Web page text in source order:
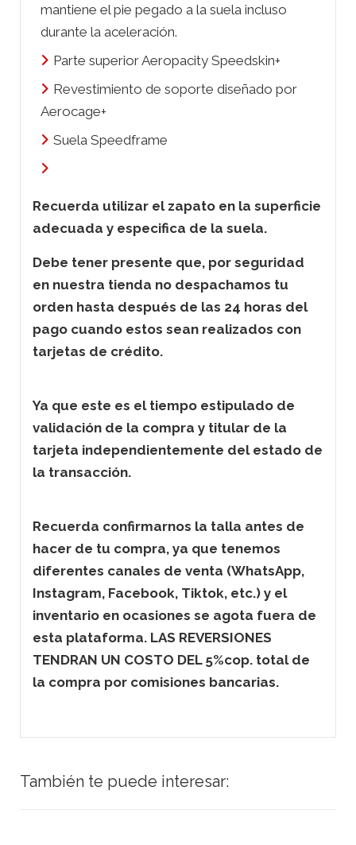
mantiene el pie pegado a la suela incluso
durante la aceleración.
Parte superior Aeropacity Speedskin+
Revestimiento de soporte diseñado por
Aerocage+
Suela Speedframe
Recuerda utilizar el zapato en la superficie
adecuada y especifica de la suela.
Debe tener presente que, por seguridad
en nuestra tienda no despachamos tu
orden hasta después de las 24 horas del
pago cuando estos sean realizados con
tarjetas de crédito.
Ya que este es el tiempo estipulado de
validación de la compra y titular de la
tarjeta independientemente del estado de
la transacción.
Recuerda confirmarnos la talla antes de
hacer de tu compra, ya que tenemos
diferentes canales de venta (WhatsApp,
Instagram, Facebook, Tiktok, etc.) y el
inventario en ocasiones se agota fuera de
esta plataforma. LAS REVERSIONES
TENDRAN UN COSTO DEL 5%cop. total de
la compra por comisiones bancarias.
También te puede interesar: